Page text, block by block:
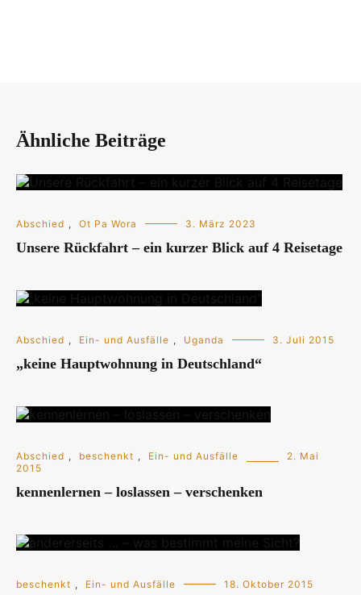
Ähnliche Beiträge
Abschied , Ot Pa Wora 3. März 2023
Unsere Rückfahrt – ein kurzer Blick auf 4 Reisetage
Abschied , Ein- und Ausfälle , Uganda 3. Juli 2015
„keine Hauptwohnung in Deutschland“
Abschied , beschenkt , Ein- und Ausfälle
2. Mai
2015
kennenlernen – loslassen – verschenken
beschenkt , Ein- und Ausfälle 18. Oktober 2015